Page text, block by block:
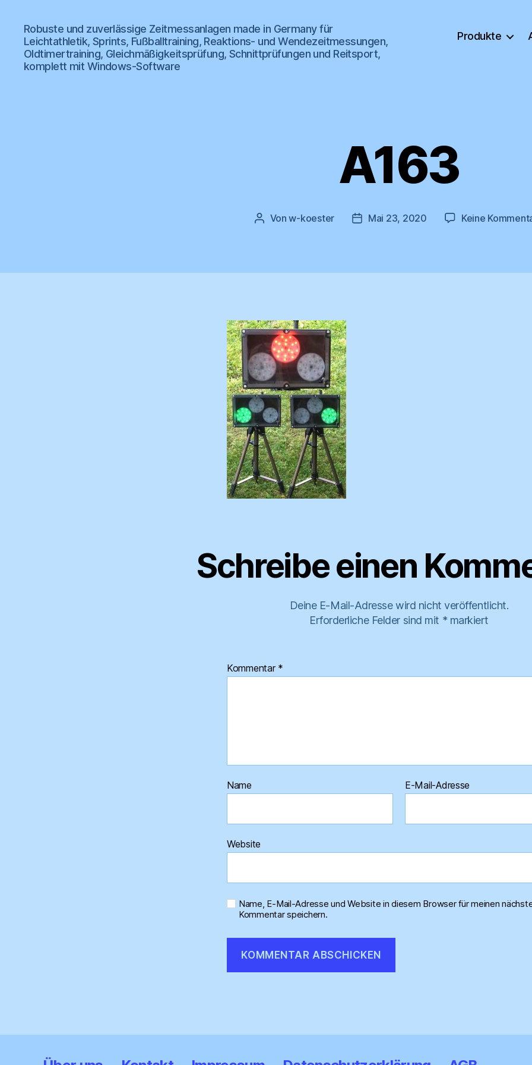
wk
Zeitmessanlagen
Robuste und zuverlässige Zeitmessanlagen made in Germany für
Leichtathletik, Sprints, Fußballtraining, Reaktions- und Wendezeitmessungen,
Oldtimertraining, Gleichmäßigkeitsprüfung, Schnittprüfungen und Reitsport,
komplett mit Windows-Software
Produkte
A163
Beitragsautor
Vonw-koester Veröffentlichungsdatum
Mai 23, 2020 Keine
Schreibe einen
Deine E-Mail-Adresse wird nicht veröffentlicht.
Erforderliche Felder sind mit * markiert
Kommentar *
Name E-Mail-Adresse
Website
Name, E-Mail-Adresse und Website in diesem Browser für meinen
Kommentar speichern.